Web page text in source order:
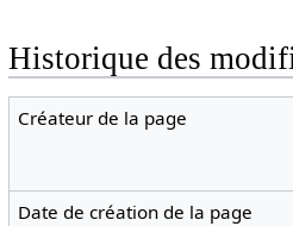
Historique des
Créateur de la page
Date de création de la page